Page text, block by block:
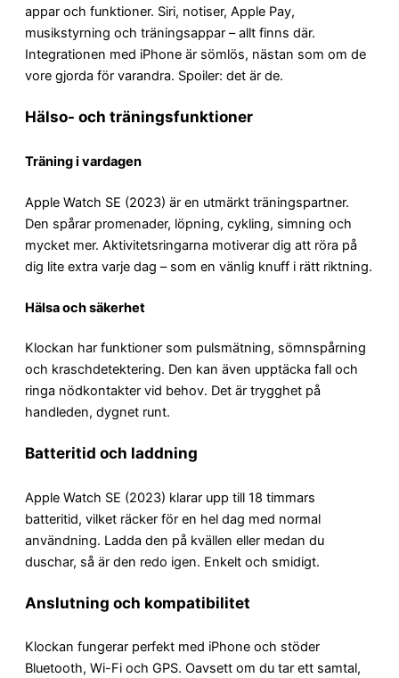
appar och funktioner. Siri, notiser, Apple Pay,
musikstyrning och träningsappar – allt finns där.
Integrationen med iPhone är sömlös, nästan som om de
vore gjorda för varandra. Spoiler: det är de.
Hälso- och träningsfunktioner
Träning i vardagen
Apple Watch SE (2023) är en utmärkt träningspartner.
Den spårar promenader, löpning, cykling, simning och
mycket mer. Aktivitetsringarna motiverar dig att röra på
dig lite extra varje dag – som en vänlig knuff i rätt riktning.
Hälsa och säkerhet
Klockan har funktioner som pulsmätning, sömnspårning
och kraschdetektering. Den kan även upptäcka fall och
ringa nödkontakter vid behov. Det är trygghet på
handleden, dygnet runt.
Batteritid och laddning
Apple Watch SE (2023) klarar upp till 18 timmars
batteritid, vilket räcker för en hel dag med normal
användning. Ladda den på kvällen eller medan du
duschar, så är den redo igen. Enkelt och smidigt.
Anslutning och kompatibilitet
Klockan fungerar perfekt med iPhone och stöder
Bluetooth, Wi-Fi och GPS. Oavsett om du tar ett samtal,